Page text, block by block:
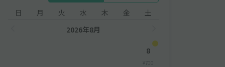
日
月 火 水 木 金
土
2026年8月
8
¥700